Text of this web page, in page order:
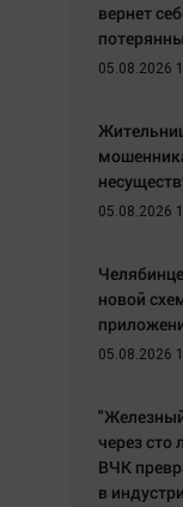
вернет
05.08.2026
05.08.2026
новой
05.08.2026
через сто
ВЧК
в